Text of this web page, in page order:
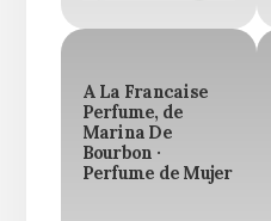
A La Francaise
Perfume, de
Marina De
Bourbon ·
Perfume de Mujer